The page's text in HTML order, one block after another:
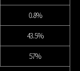
0.8%
43.5%
57%